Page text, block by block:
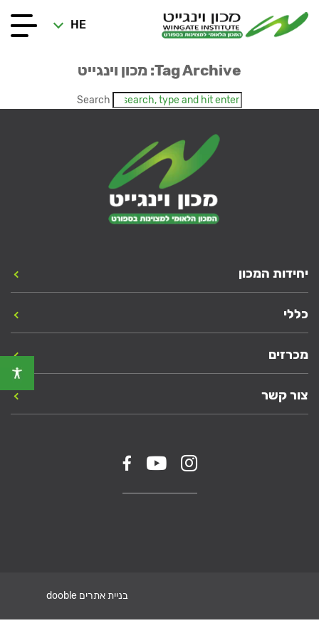
HE
Tag Archive: מכון וינגייט
Search
יחידות המכון
כללי
מכרזים
צור קשר
בניית אתרים dooble